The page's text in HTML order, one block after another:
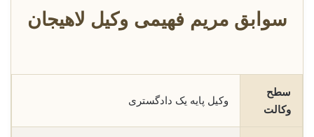
سوابق مریم فهیمی وکیل لاهیجان
سطح
وکالت
وکیل پایه یک دادگستری